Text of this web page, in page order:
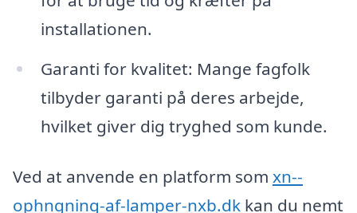
installationen.
Garanti for kvalitet: Mange fagfolk
tilbyder garanti på deres arbejde,
hvilket giver dig tryghed som kunde.
Ved at anvende en platform som xn--
ophngning-af-lamper-nxb.dk kan du nemt